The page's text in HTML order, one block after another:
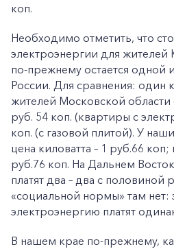
коп.
Необходимо отметить, что
электроэнергии для жителей
по-прежнему остается одной
России. Для сравнения: один
жителей Московской области
руб. 54 коп. (квартиры с
коп. (с газовой плитой). У
цена киловатта – 1 руб.66
руб.76 коп. На Дальнем
платят два – два с половиной
«социальной нормы» там нет:
электроэнергию платят
В нашем крае по-прежнему,